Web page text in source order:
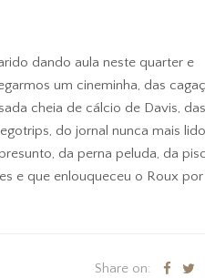
dando aula neste quarter e
um cineminha, das
cheia de cálcio de Davis, das
do jornal nunca mais
da perna peluda, da
e que enlouqueceu o Roux por
Share on: